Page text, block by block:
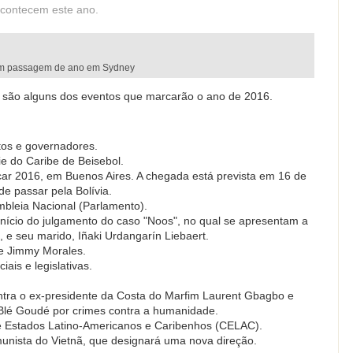
este ano.
passagem de ano em Sydney
alguns dos eventos que marcarão o ano de 2016.
e governadores.
do Caribe de Beisebol.
2016, em Buenos Aires. A chegada está prevista em 16 de
passar pela Bolívia.
Nacional (Parlamento).
do julgamento do caso "Noos", no qual se apresentam a
seu marido, Iñaki Urdangarín Liebaert.
Jimmy Morales.
e legislativas.
o ex-presidente da Costa do Marfim Laurent Gbagbo e
Goudé por crimes contra a humanidade.
Latino-Americanos e Caribenhos (CELAC).
do Vietnã, que designará uma nova direção.